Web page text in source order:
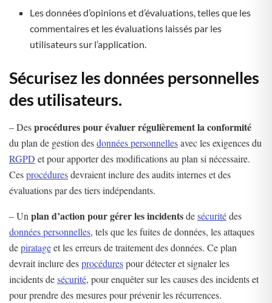
Les données d’opinions et d’évaluations, telles que les
commentaires et les évaluations laissés par les
utilisateurs sur l’application.
Sécurisez les données personnelles
des utilisateurs.
– Desprocédures pour évaluer régulièrement la conformité
du plan de gestion desdonnées personnellesavec les exigences du
RGPD et pour apporter des modifications au plan si nécessaire.
Cesprocéduresdevraient inclure des audits internes et des
évaluations par des tiers indépendants.
– Un plan d’action pour gérer les incidentsdesécuritédes
données personnelles, tels que les fuites de données, les attaques
depiratageet les erreurs de traitement des données. Ce plan
devrait inclure desprocédurespour détecter et signaler les
incidents desécurité, pour enquêter sur les causes des incidents et
pour prendre des mesures pour prévenir les récurrences.